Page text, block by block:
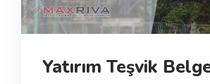
Yatırım Teşvik